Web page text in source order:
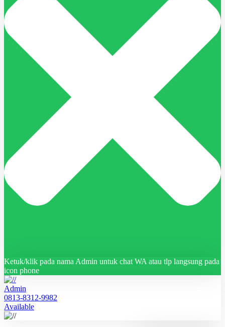
Ketuk/klik pada nama Admin untuk chat WA atau tlp langsung pada
icon phone
Admin
0813-8312-9982
Available